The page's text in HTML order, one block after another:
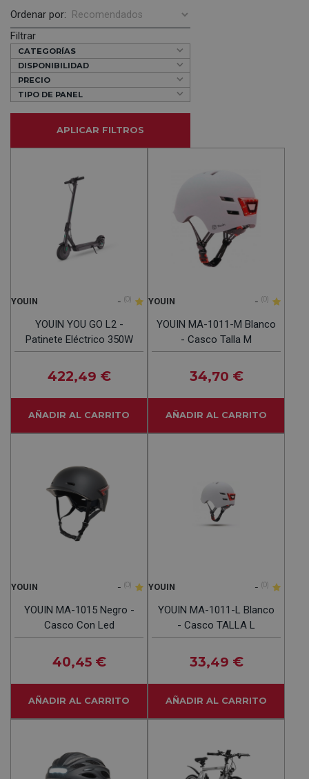
Ordenar por:
Filtrar
CATEGORÍAS
DISPONIBILIDAD
PRECIO
TIPO DE PANEL
APLICAR FILTROS
YOUIN - (0)
YOUIN YOU GO L2 -
Patinete Eléctrico 350W
422,49 €
AÑADIR AL CARRITO
YOUIN - (0)
YOUIN MA-1011-M Blanco
- Casco Talla M
34,70 €
AÑADIR AL CARRITO
YOUIN - (0)
YOUIN MA-1015 Negro -
Casco Con Led
40,45 €
AÑADIR AL CARRITO
YOUIN - (0)
YOUIN MA-1011-L Blanco
- Casco TALLA L
33,49 €
AÑADIR AL CARRITO